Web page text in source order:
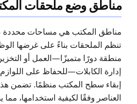
مناطق وضع ملحقات
مناطق المكتب هي مساحات محددة
تنظم الملحقات بناءً على غرضها
منطقة دورًا متميزًا—العمل أو
إدارة الكابلات—للحفاظ على
إبقاء سطح المكتب منظمًا. تضمن
العناصر وفقًا لكيفية استخدامها،